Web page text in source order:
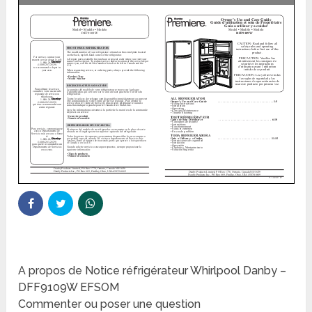
A propos de Notice réfrigérateur Whirlpool Danby –
DFF9109W EFSOM
Commenter ou poser une question